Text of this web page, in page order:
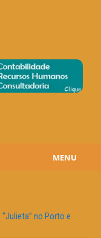
MENU
no Porto e